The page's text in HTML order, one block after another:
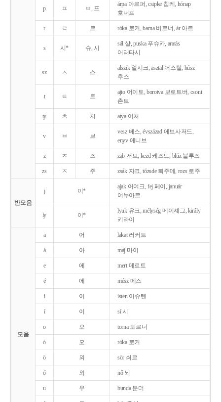
p ㅍ ㅂ, 프
árpa 아르퍼, csipke 칩케, hónap
호너프
r ㄹ 르 róka 로커, barna 버르너, ár 아르
s 시* 슈, 시
sál 샬, puska 푸슈카, aratás
어러타시
sz ㅅ 스
alszik 얼시크, asztal 어스털, húsz
후스
t ㅌ 트
ajto 어이토, borotva 보로트버, csont
촌트
ty ㅊ 치 atya 어처
v ㅂ 브
vesz 베스, évszázad 에브사저드,
enyv 에니브
z ㅈ 즈 zab 저브, kezd 케즈드, blúz 블루즈
zs ㅈ 주 zsák 자크, tőzsde 퇴주데, rozs 로주
반모음
j 이*
ajak 어여크, fej 페이, január
여누아르
ly 이*
lyuk 유크, mélység 메이셰그, király
키라이
모음
a 어 lakat 러커트
á 아 máj 마이
e 에 mert 메르트
é 에 mész 메스
i 이 isten 이슈텐
í 이 sí 시
o 오 torna 토르너
ó 오 róka 로커
ö 외 sör 쇠르
ő 외 nő 뇌
u 우 bunda 분더